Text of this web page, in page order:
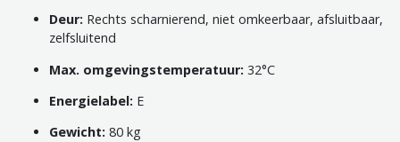
Deur: Rechts scharnierend, niet omkeerbaar, afsluitbaar,
zelfsluitend
Max. omgevingstemperatuur: 32°C
Energielabel: E
Gewicht: 80 kg